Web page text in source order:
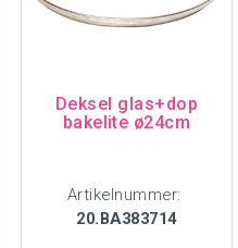
Deksel glas+dop
bakelite ø24cm
Artikelnummer:
20.BA383714